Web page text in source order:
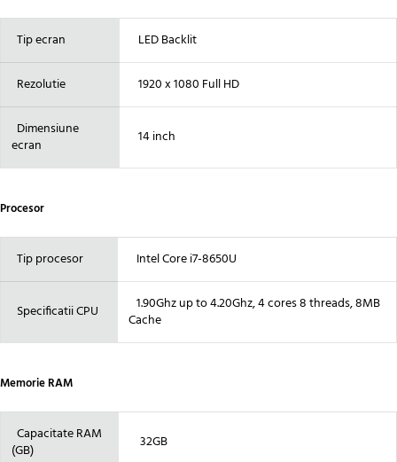
Tip ecran LED Backlit
Rezolutie 1920 x 1080 Full HD
Dimensiune
ecran
14 inch
Procesor
Tip procesor Intel Core i7-8650U
Specificatii CPU
1.90Ghz up to 4.20Ghz, 4 cores 8 threads, 8MB
Cache
Memorie RAM
Capacitate RAM
(GB)
32GB